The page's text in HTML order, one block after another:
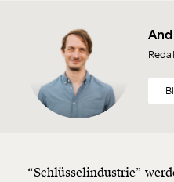
“Schlüsselindustrie”